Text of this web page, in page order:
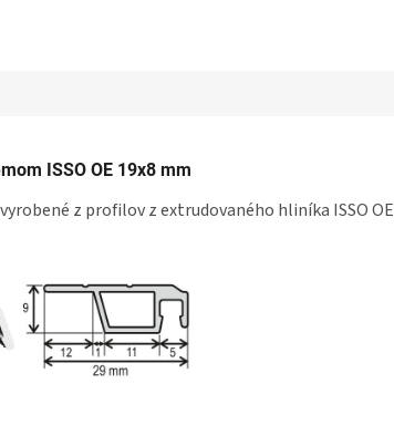
ISSO OE 19x8 mm
z profilov z extrudovaného hliníka ISSO OE